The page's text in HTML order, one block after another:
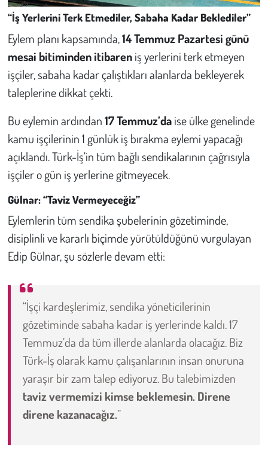
“İş Yerlerini Terk Etmediler, Sabaha Kadar Beklediler”
Eylem planı kapsamında,14 Temmuz Pazartesi günü
mesai bitiminden itibareniş yerlerini terk etmeyen
işçiler, sabaha kadar çalıştıkları alanlarda bekleyerek
taleplerine dikkat çekti.
Bu eylemin ardından17 Temmuz’daise ülke genelinde
kamu işçilerinin 1 günlük iş bırakma eylemi yapacağı
açıklandı. Türk-İş’in tüm bağlı sendikalarının çağrısıyla
işçiler o gün iş yerlerine gitmeyecek.
Gülnar: “Taviz Vermeyeceğiz”
Eylemlerin tüm sendika şubelerinin gözetiminde,
disiplinli ve kararlı biçimde yürütüldüğünü vurgulayan
Edip Gülnar, şu sözlerle devam etti:
“İşçi kardeşlerimiz, sendika yöneticilerinin
gözetiminde sabaha kadar iş yerlerinde kaldı. 17
Temmuz’da da tüm illerde alanlarda olacağız. Biz
Türk-İş olarak kamu çalışanlarının insan onuruna
yaraşır bir zam talep ediyoruz. Bu talebimizden
taviz vermemizi kimse beklemesin. Direne
direne kazanacağız.”